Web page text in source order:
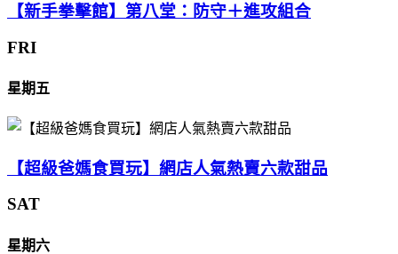
【新手拳擊館】第八堂：防守＋進攻組合
FRI
星期五
【超級爸媽食買玩】網店人氣熱賣六款甜品
SAT
星期六